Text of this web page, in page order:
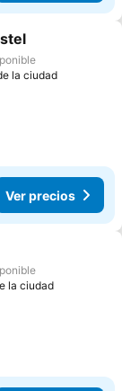
la ciudad
Ver precios
la ciudad